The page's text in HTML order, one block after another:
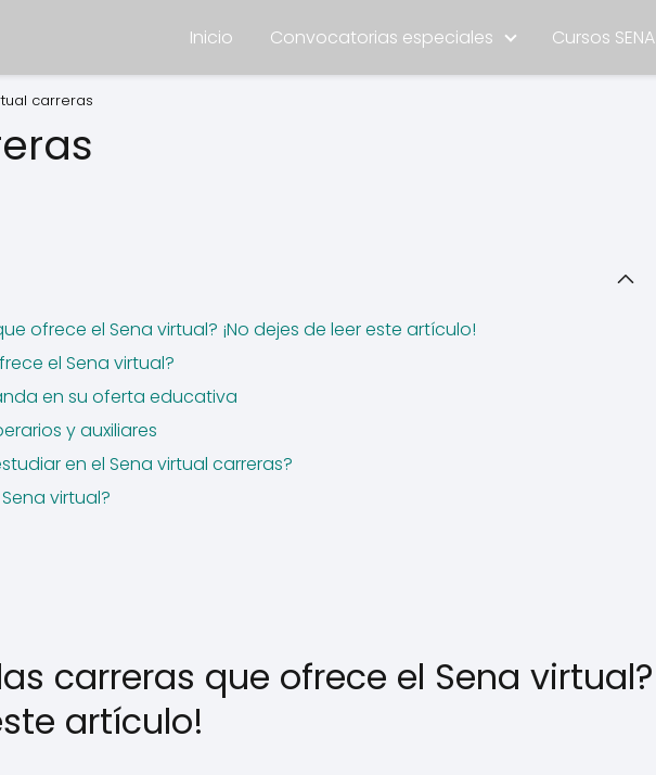
Inicio Convocatorias especiales Cursos SENA
carreras
ofrece el Sena virtual? ¡No dejes de leer este artículo!
el Sena virtual?
en su oferta educativa
y auxiliares
en el Sena virtual carreras?
virtual?
carreras que ofrece el Sena virtual?
artículo!